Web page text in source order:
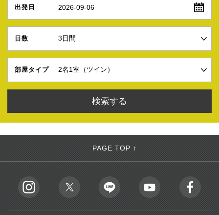
出発日 2026-09-06
日数
部屋タイプ
PAGE TOP ↑